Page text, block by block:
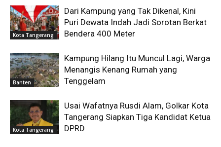
Kota Tangerang
Dari Kampung yang Tak Dikenal, Kini
Puri Dewata Indah Jadi Sorotan Berkat
Bendera 400 Meter
Banten
Kampung Hilang Itu Muncul Lagi, Warga
Menangis Kenang Rumah yang
Tenggelam
Kota Tangerang
Usai Wafatnya Rusdi Alam, Golkar Kota
Tangerang Siapkan Tiga Kandidat Ketua
DPRD